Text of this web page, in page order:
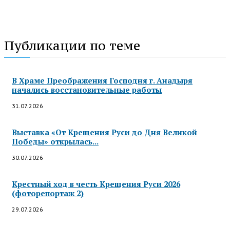
Публикации по теме
В Храме Преображения Господня г. Анадыря
начались восстановительные работы
31.07.2026
Выставка «От Крещения Руси до Дня Великой
Победы» открылась...
30.07.2026
Крестный ход в честь Крещения Руси 2026
(фоторепортаж 2)
29.07.2026